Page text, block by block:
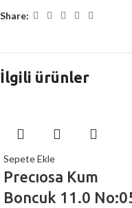
Share:
İlgili ürünler
Sepete Ekle
Precıosa Kum
Boncuk 11.0